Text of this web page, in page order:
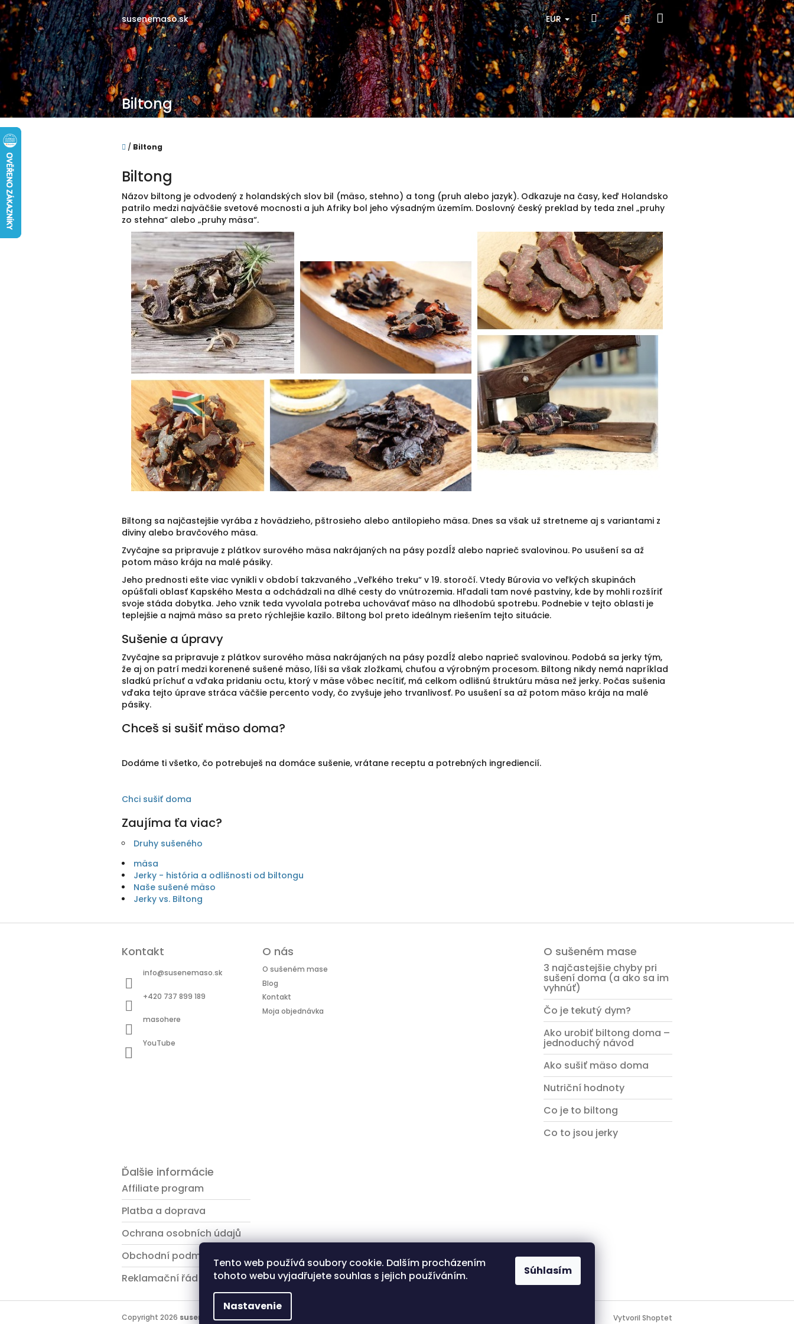
Tento web používá soubory cookie. Dalším procházením
tohoto webu vyjadřujete souhlas s jejich používáním.
Nastavenie
Súhlasím
Prejsť
na
obsah
susenemaso.sk EUR HľadaťPrihlásenieNákupný
košík
Biltong
Domov
/ Biltong
Biltong
Názov biltong je odvodený z holandských slov bil (mäso, stehno) a tong (pruh alebo jazyk). Odkazuje na časy, keď Holandsko
patrilo medzi najväčšie svetové mocnosti a juh Afriky bol jeho výsadným územím. Doslovný český preklad by teda znel „pruhy
zo stehna“ alebo „pruhy mäsa“.
Biltong sa najčastejšie vyrába z hovädzieho, pštrosieho alebo antilopieho mäsa. Dnes sa však už stretneme aj s variantami z
diviny alebo bravčového mäsa.
Zvyčajne sa pripravuje z plátkov surového mäsa nakrájaných na pásy pozdĺž alebo naprieč svalovinou. Po usušení sa až
potom mäso krája na malé pásiky.
Jeho prednosti ešte viac vynikli v období takzvaného „Veľkého treku“ v 19. storočí. Vtedy Búrovia vo veľkých skupinách
opúšťali oblasť Kapského Mesta a odchádzali na dlhé cesty do vnútrozemia. Hľadali tam nové pastviny, kde by mohli rozšíriť
svoje stáda dobytka. Jeho vznik teda vyvolala potreba uchovávať mäso na dlhodobú spotrebu. Podnebie v tejto oblasti je
teplejšie a najmä mäso sa preto rýchlejšie kazilo. Biltong bol preto ideálnym riešením tejto situácie.
Sušenie a úpravy
Zvyčajne sa pripravuje z plátkov surového mäsa nakrájaných na pásy pozdĺž alebo naprieč svalovinou. Podobá sa jerky tým,
že aj on patrí medzi korenené sušené mäso, líši sa však zložkami, chuťou a výrobným procesom. Biltong nikdy nemá napríklad
sladkú príchuť a vďaka pridaniu octu, ktorý v mäse vôbec necítiť, má celkom odlišnú štruktúru mäsa než jerky. Počas sušenia
vďaka tejto úprave stráca väčšie percento vody, čo zvyšuje jeho trvanlivosť. Po usušení sa až potom mäso krája na malé
pásiky.
Chceš si sušiť mäso doma?
Dodáme ti všetko, čo potrebuješ na domáce sušenie, vrátane receptu a potrebných ingrediencií.
Chci sušiť doma
Zaujíma ťa viac?
Druhy sušeného
mäsa
Jerky - história a odlišnosti od biltongu
Naše sušené mäso
Jerky vs. Biltong
Kontakt
info@susenemaso.sk
+420 737 899 189
masohere
YouTube
O nás
O sušeném mase
Blog
Kontakt
Moja objednávka
O sušeném mase
3 najčastejšie chyby pri
sušení doma (a ako sa im
vyhnúť)
Čo je tekutý dym?
Ako urobiť biltong doma –
jednoduchý návod
Ako sušiť mäso doma
Nutriční hodnoty
Co je to biltong
Co to jsou jerky
Ďalšie informácie
Affiliate program
Platba a doprava
Ochrana osobních údajů
Obchodní podmínky
Reklamační řád
Vytvoril Shoptet
Copyright 2026 susenemaso.sk. Všetky práva vyhradené.